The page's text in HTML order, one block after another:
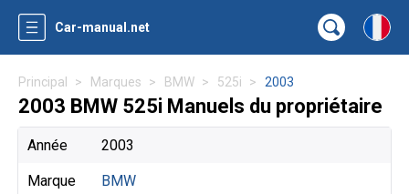
Car-manual.net
Principal Marques BMW 525i 2003
2003 BMW 525i Manuels du propriétaire
Année 2003
Marque BMW